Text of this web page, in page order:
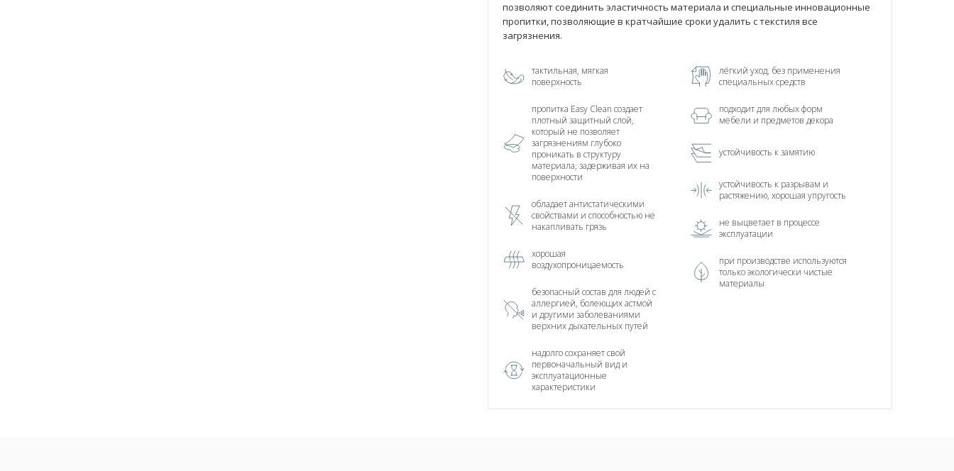
позволяют соединить эластичность материала и специальные инновационные
пропитки, позволяющие в кратчайшие сроки удалить с текстиля все
загрязнения.
тактильная, мягкая
поверхность
пропитка Easy Clean создает
плотный защитный слой,
который не позволяет
загрязнениям глубоко
проникать в структуру
материала, задерживая их на
поверхности
обладает антистатическими
свойствами и способностью не
накапливать грязь
хорошая
воздухопроницаемость
безопасный состав для людей с
аллергией, болеющих астмой
и другими заболеваниями
верхних дыхательных путей
надолго сохраняет свой
первоначальный вид и
эксплуатационные
характеристики
лёгкий уход, без применения
специальных средств
подходит для любых форм
мебели и предметов декора
устойчивость к замятию
устойчивость к разрывам и
растяжению, хорошая упругость
не выцветает в процессе
эксплуатации
при производстве используются
только экологически чистые
материалы